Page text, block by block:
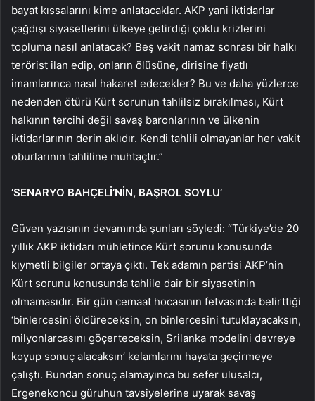
bayat kıssalarını kime anlatacaklar. AKP yani iktidarlar
çağdışı siyasetlerini ülkeye getirdiği çoklu krizlerini
topluma nasıl anlatacak? Beş vakit namaz sonrası bir halkı
terörist ilan edip, onların ölüsüne, dirisine fiyatlı
imamlarınca nasıl hakaret edecekler? Bu ve daha yüzlerce
nedenden ötürü Kürt sorunun tahlilsiz bırakılması, Kürt
halkının tercihi değil savaş baronlarının ve ülkenin
iktidarlarının derin aklıdır. Kendi tahlili olmayanlar her vakit
oburlarının tahliline muhtaçtır.”
‘SENARYO BAHÇELİ’NİN, BAŞROL SOYLU’
Güven yazısının devamında şunları söyledi: “Türkiye’de 20
yıllık AKP iktidarı mühletince Kürt sorunu konusunda
kıymetli bilgiler ortaya çıktı. Tek adamın partisi AKP’nin
Kürt sorunu konusunda tahlile dair bir siyasetinin
olmamasıdır. Bir gün cemaat hocasının fetvasında belirttiği
‘binlercesini öldüreceksin, on binlercesini tutuklayacaksın,
milyonlarcasını göçerteceksin, Srilanka modelini devreye
koyup sonuç alacaksın’ kelamlarını hayata geçirmeye
çalıştı. Bundan sonuç alamayınca bu sefer ulusalcı,
Ergenekoncu güruhun tavsiyelerine uyarak savaş